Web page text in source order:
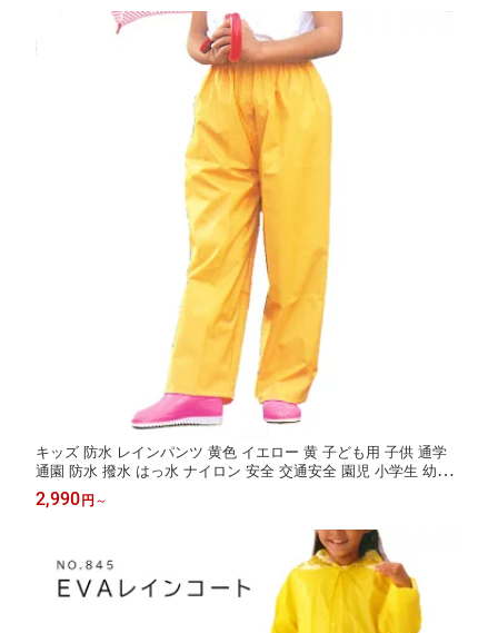
キッズ 防水 レインパンツ 黄色 イエロー 黄 子ども用 子供 通学
通園 防水 撥水 はっ水 ナイロン 安全 交通安全 園児 小学生 幼稚
園 保育園 小学校 ズボン 雨がっぱ 合羽 レインウェア レイニーエ
ース RAINYACE かっぱ日和 公園 泥遊び
2,990 円 ～